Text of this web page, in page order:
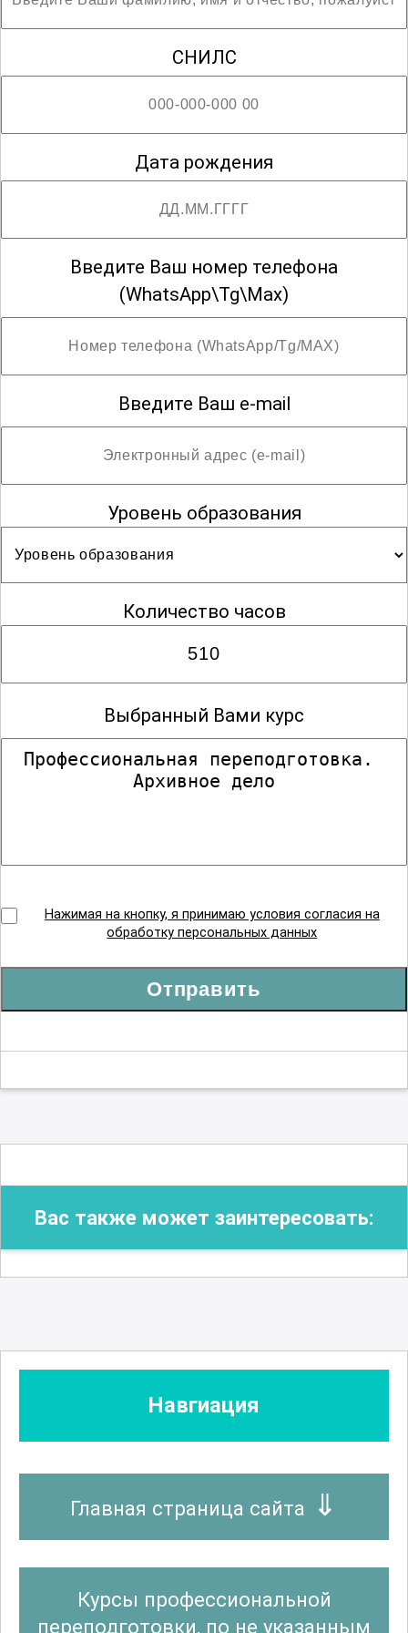
СНИЛС
Дата рождения
Введите Ваш номер телефона
(WhatsApp\Tg\Max)
Введите Ваш e-mail
Уровень образования
Количество часов
Выбранный Вами курс
Нажимая на кнопку, я принимаю условия согласия на
обработку персональных данных
Отправить
Вас также может заинтересовать:
Навгиация
Главная страница сайта
Курсы профессиональной
переподготовки, по не указанным